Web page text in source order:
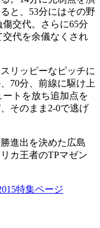
と、53分にはその野
交代。さらに65分
代を余儀なくされ
リッピーなピッチに
70分、前線に駆け上
トを放ち追加点を
そのまま2-0で逃げ
進出を決めた広島
カ王者のTPマゼン
特集ページ